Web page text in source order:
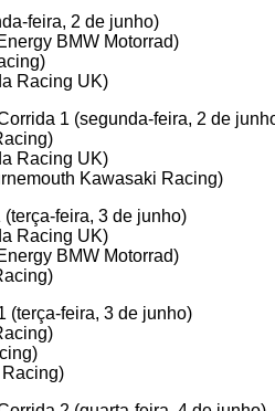
feira, 2 de junho)
BMW Motorrad)
Racing UK)
1 (segunda-feira, 2 de
Racing UK)
Kawasaki Racing)
feira, 3 de junho)
Racing UK)
BMW Motorrad)
(terça-feira, 3 de junho)